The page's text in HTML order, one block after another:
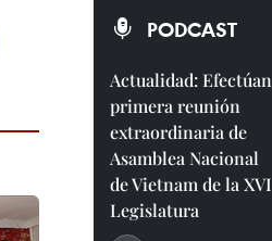
PODCAST
Actualidad: Efectúan
primera reunión
extraordinaria de
Asamblea Nacional
de Vietnam de la XVI
Legislatura